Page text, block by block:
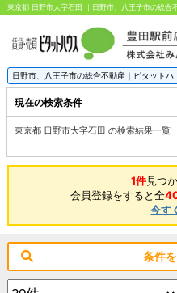
日野市、八王子市の総合不動産｜ピタット
現在の検索条件
東京都 日野市大字石田 の検索結果一覧
1件見つ
会員登録をすると全
今す
条件